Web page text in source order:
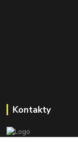
Kontakty